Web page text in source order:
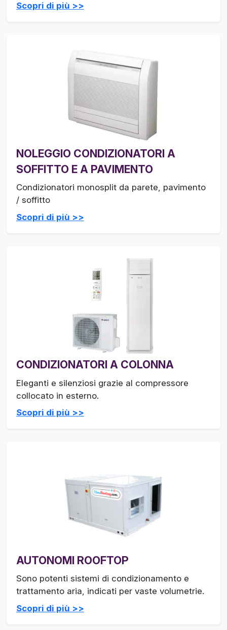
Scopri di più >>
NOLEGGIO CONDIZIONATORI A
SOFFITTO E A PAVIMENTO
Condizionatori monosplit da parete, pavimento
/ soffitto
Scopri di più >>
CONDIZIONATORI A COLONNA
Eleganti e silenziosi grazie al compressore
collocato in esterno.
Scopri di più >>
AUTONOMI ROOFTOP
Sono potenti sistemi di condizionamento e
trattamento aria, indicati per vaste volumetrie.
Scopri di più >>